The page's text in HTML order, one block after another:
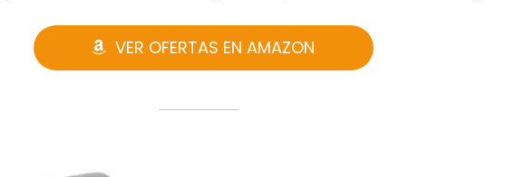
VER OFERTAS EN AMAZON